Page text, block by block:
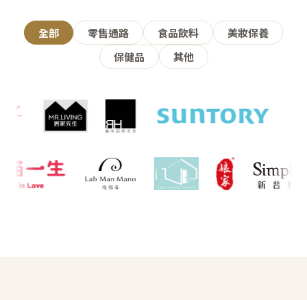
全部 零售通路 食品飲料
美妝保養
保健品
其他